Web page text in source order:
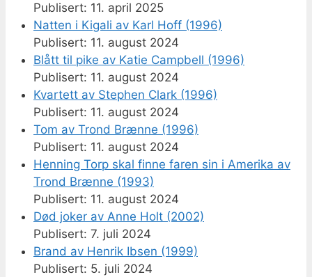
11. april 2025
Natten i Kigali av Karl Hoff (1996)
11. august 2024
Blått til pike av Katie Campbell (1996)
11. august 2024
Kvartett av Stephen Clark (1996)
11. august 2024
Tom av Trond Brænne (1996)
11. august 2024
Henning Torp skal finne faren sin i Amerika av
Trond Brænne (1993)
11. august 2024
Død joker av Anne Holt (2002)
7. juli 2024
Brand av Henrik Ibsen (1999)
5. juli 2024